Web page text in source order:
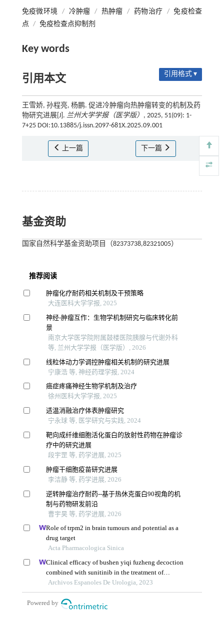
免疫微环境 / 冷肿瘤 / 热肿瘤 / 药物治疗 / 免疫检查
点 / 免疫检查点抑制剂
Key words
引用本文 引用格式 ▾
王雪娇, 孙程亮, 杨鹏. 促进冷肿瘤向热肿瘤转变的机制及药
物研究进展[J]. 兰州大学学报（医学版） , 2025, 51(09): 1-
7+25 DOI:10.13885/j.issn.2097-681X.2025.09.001
上一篇 下一篇
基金资助
国家自然科学基金资助项目（82373738,82321005）